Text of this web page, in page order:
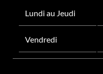
Lundi au Jeudi
Vendredi